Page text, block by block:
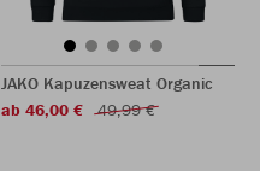
JAKO Kapuzensweat Organic
ab 46,00 €
49,99 €